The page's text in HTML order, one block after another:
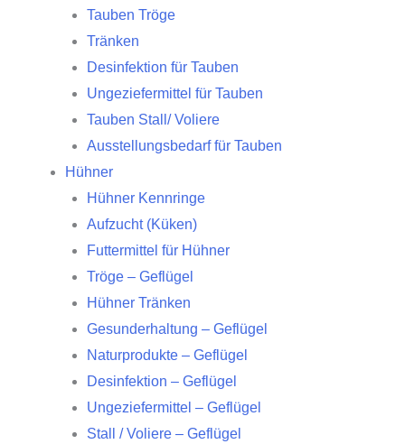
Tauben Tröge
Tränken
Desinfektion für Tauben
Ungeziefermittel für Tauben
Tauben Stall/ Voliere
Ausstellungsbedarf für Tauben
Hühner
Hühner Kennringe
Aufzucht (Küken)
Futtermittel für Hühner
Tröge – Geflügel
Hühner Tränken
Gesunderhaltung – Geflügel
Naturprodukte – Geflügel
Desinfektion – Geflügel
Ungeziefermittel – Geflügel
Stall / Voliere – Geflügel